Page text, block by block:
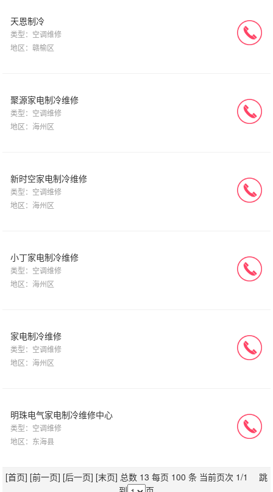
天恩制冷
类型：空调维修
地区：赣榆区
聚源家电制冷维修
类型：空调维修
地区：海州区
新时空家电制冷维修
类型：空调维修
地区：海州区
小丁家电制冷维修
类型：空调维修
地区：海州区
家电制冷维修
类型：空调维修
地区：海州区
明珠电气家电制冷维修中心
类型：空调维修
地区：东海县
[首页] [前一页] [后一页] [末页] 总数 13 每页 100 条 当前页次 1/1 跳